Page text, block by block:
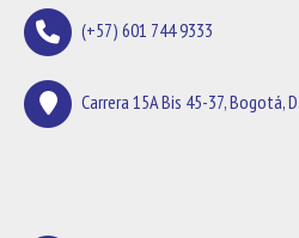
(+57) 601 744 9333
Carrera 15A Bis 45-37, Bogotá,